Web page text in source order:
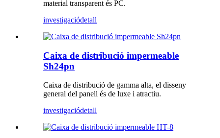
material transparent és PC.
investigaciódetall
Caixa de distribució impermeable
Sh24pn
Caixa de distribució de gamma alta, el disseny
general del panell és de luxe i atractiu.
investigaciódetall